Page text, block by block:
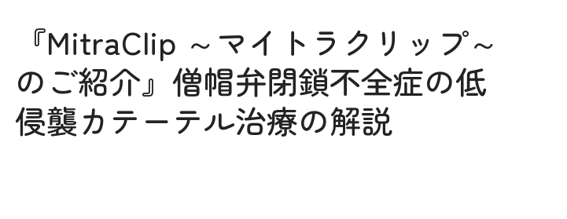
『MitraClip ～マイトラクリップ～
のご紹介』僧帽弁閉鎖不全症の低
侵襲カテーテル治療の解説